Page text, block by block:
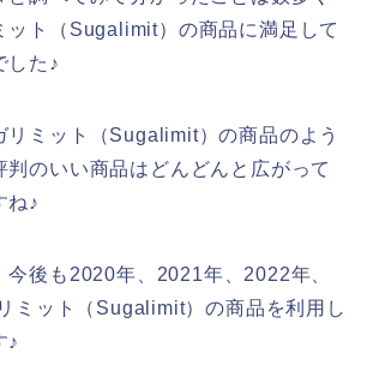
ット（Sugalimit）の商品に満足して
した♪
リミット（Sugalimit）の商品のよう
判のいい商品はどんどんと広がって
ね♪
今後も2020年、2021年、2022年、
ミット（Sugalimit）の商品を利用し
♪